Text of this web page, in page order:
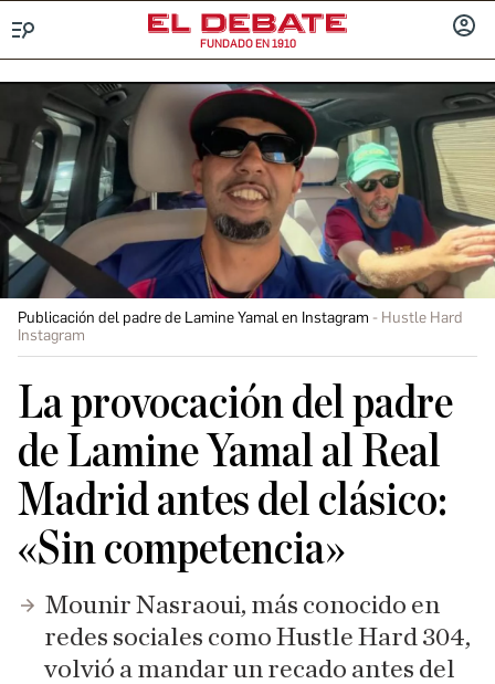
FUNDADO EN 1910
Publicación del padre de Lamine Yamal en Instagram
Hustle Hard
Instagram
La provocación del padre
de Lamine Yamal al Real
Madrid antes del clásico:
«Sin competencia»
Mounir Nasraoui, más conocido en
redes sociales como Hustle Hard 304,
volvió a mandar un recado antes del